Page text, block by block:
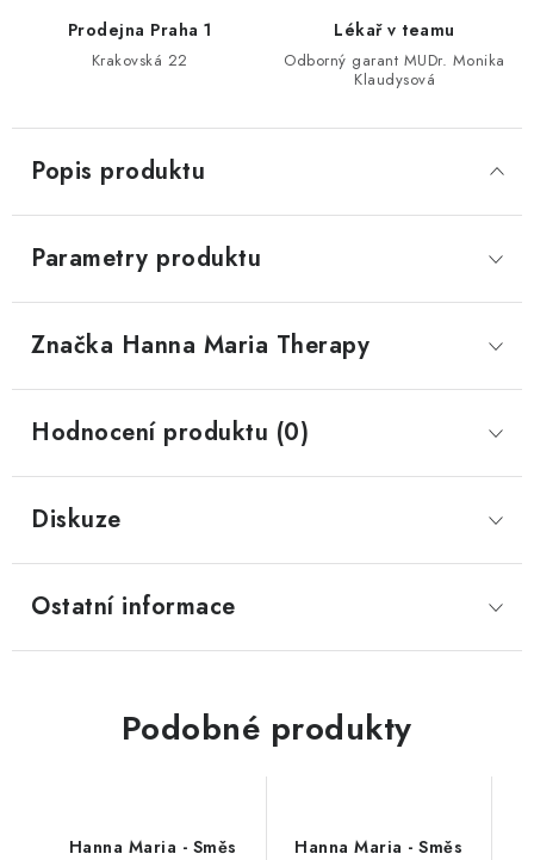
Prodejna Praha 1
Krakovská 22
Lékař v teamu
Odborný garant MUDr. Monika
Klaudysová
Popis produktu
Parametry produktu
Značka Hanna Maria Therapy
Hodnocení produktu (0)
Diskuze
Ostatní informace
Podobné produkty
Hanna Maria - Směs
Hanna Maria - Směs